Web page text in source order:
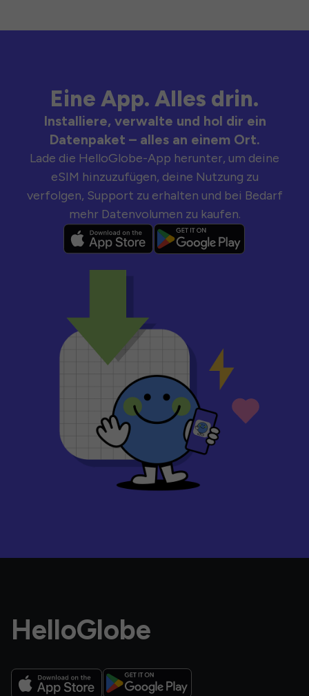
Eine App. Alles drin.
Installiere, verwalte und hol dir ein
Datenpaket – alles an einem Ort.
Lade die HelloGlobe-App herunter, um deine
eSIM hinzuzufügen, deine Nutzung zu
verfolgen, Support zu erhalten und bei Bedarf
mehr Datenvolumen zu kaufen.
HelloGlobe